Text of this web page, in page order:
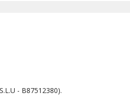
- B87512380).